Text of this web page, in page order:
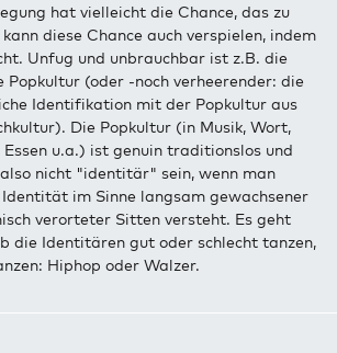
hat vielleicht die Chance, das zu
diese Chance auch verspielen, indem
Unfug und unbrauchbar ist z.B. die
Popkultur (oder -noch verheerender: die
Identifikation mit der Popkultur aus
Die Popkultur (in Musik, Wort,
u.a.) ist genuin traditionslos und
nicht "identitär" sein, wenn man
im Sinne langsam gewachsener
verorteter Sitten versteht. Es geht
die Identitären gut oder schlecht tanzen,
Hiphop oder Walzer.